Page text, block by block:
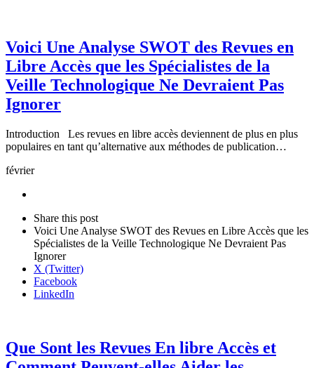
Voici Une Analyse SWOT des Revues en
Libre Accès que les Spécialistes de la
Veille Technologique Ne Devraient Pas
Ignorer
Introduction Les revues en libre accès deviennent de plus en plus
populaires en tant qu’alternative aux méthodes de publication…
février
post
Share this postClose
sharing
box
Voici Une Analyse SWOT des Revues en Libre Accès que les
Spécialistes de la Veille Technologique Ne Devraient Pas
Ignorer
X (Twitter)
Facebook
LinkedIn
Que Sont les Revues En libre Accès et